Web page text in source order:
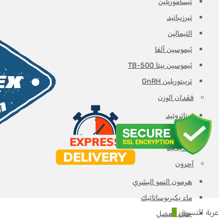
تيرزيباتيد
الثيمالين
ثيموسين ألفا
ثيموسين بيتا TB-500
تريبتوريلين GnRH
فقدان الوزن
ريتاتروتيد
سيماجلوتيد
تيرزيباتيد
آحرون
هرمون النمو البشري
ماء بكيريوساتاتيك
حقن العضلعربة التسوق